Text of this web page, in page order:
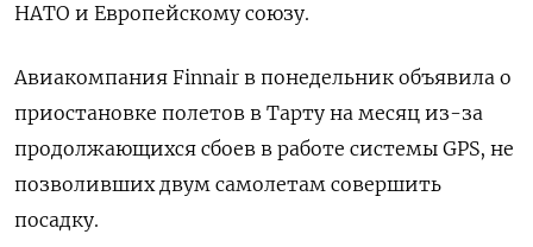
НАТО и Европейскому союзу.
Авиакомпания Finnair в понедельник объявила о
приостановке полетов в Тарту на месяц из-за
продолжающихся сбоев в работе системы GPS, не
позволивших двум самолетам совершить
посадку.